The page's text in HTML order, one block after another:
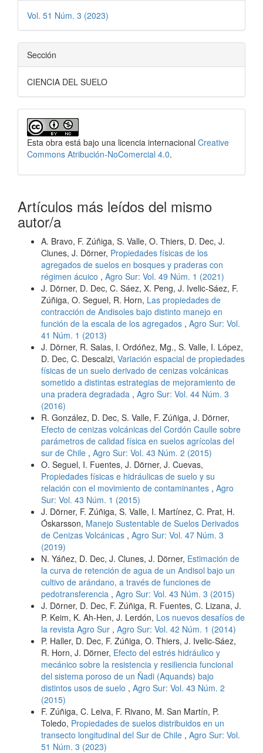
Vol. 51 Núm. 3 (2023)
Sección
CIENCIA DEL SUELO
Esta obra está bajo una licencia internacional Creative
Commons Atribución-NoComercial 4.0.
Artículos más leídos del mismo
autor/a
A. Bravo, F. Zúñiga, S. Valle, O. Thiers, D. Dec, J.
Clunes, J. Dörner, Propiedades físicas de los
agregados de suelos en bosques y praderas con
régimen ácuico , Agro Sur: Vol. 49 Núm. 1 (2021)
J. Dörner, D. Dec, C. Sáez, X. Peng, J. Ivelic-Sáez, F.
Zúñiga, O. Seguel, R. Horn, Las propiedades de
contracción de Andisoles bajo distinto manejo en
función de la escala de los agregados , Agro Sur: Vol.
41 Núm. 1 (2013)
J. Dörner, R. Salas, I. Ordóñez, Mg., S. Valle, I. López,
D. Dec, C. Descalzi, Variación espacial de propiedades
físicas de un suelo derivado de cenizas volcánicas
sometido a distintas estrategias de mejoramiento de
una pradera degradada , Agro Sur: Vol. 44 Núm. 3
(2016)
R. González, D. Dec, S. Valle, F. Zúñiga, J. Dörner,
Efecto de cenizas volcánicas del Cordón Caulle sobre
parámetros de calidad física en suelos agrícolas del
sur de Chile , Agro Sur: Vol. 43 Núm. 2 (2015)
O. Seguel, I. Fuentes, J. Dörner, J. Cuevas,
Propiedades físicas e hidráulicas de suelo y su
relación con el movimiento de contaminantes , Agro
Sur: Vol. 43 Núm. 1 (2015)
J. Dörner, F. Zúñiga, S. Valle, I. Martínez, C. Prat, H.
Óskarsson, Manejo Sustentable de Suelos Derivados
de Cenizas Volcánicas , Agro Sur: Vol. 47 Núm. 3
(2019)
N. Yáñez, D. Dec, J. Clunes, J. Dörner, Estimación de
la curva de retención de agua de un Andisol bajo un
cultivo de arándano, a través de funciones de
pedotransferencia , Agro Sur: Vol. 43 Núm. 3 (2015)
J. Dörner, D. Dec, F. Zúñiga, R. Fuentes, C. Lizana, J.
P. Keim, K. Ah-Hen, J. Lerdón, Los nuevos desafíos de
la revista Agro Sur , Agro Sur: Vol. 42 Núm. 1 (2014)
P. Haller, D. Dec, F. Zúñiga, O. Thiers, J. Ivelic-Sáez,
R. Horn, J. Dörner, Efecto del estrés hidráulico y
mecánico sobre la resistencia y resiliencia funcional
del sistema poroso de un Ñadi (Aquands) bajo
distintos usos de suelo , Agro Sur: Vol. 43 Núm. 2
(2015)
F. Zúñiga, C. Leiva, F. Rivano, M. San Martín, P.
Toledo, Propiedades de suelos distribuidos en un
transecto longitudinal del Sur de Chile , Agro Sur: Vol.
51 Núm. 3 (2023)